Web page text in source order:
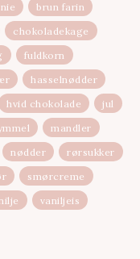
brun farin
chokoladekage
fuldkorn
hasselnødder
hvid chokolade
jul
mandler
nødder
rørsukker
smørcreme
vaniljeis